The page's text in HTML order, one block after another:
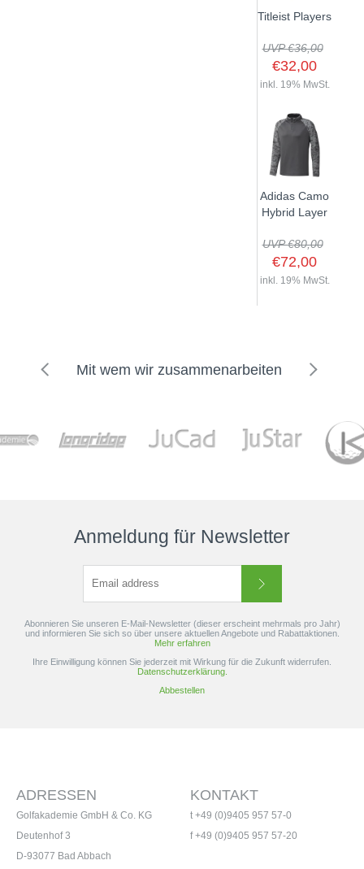
Titleist Players
UVP €36,00
€32,00
inkl. 19% MwSt.
Adidas Camo
Hybrid Layer
UVP €80,00
€72,00
inkl. 19% MwSt.
Mit wem wir zusammenarbeiten
Anmeldung für Newsletter
Abonnieren Sie unseren E-Mail-Newsletter (dieser erscheint mehrmals pro Jahr)
und informieren Sie sich so über unsere aktuellen Angebote und Rabattaktionen.
Mehr erfahren
Ihre Einwilligung können Sie jederzeit mit Wirkung für die Zukunft widerrufen.
Datenschutzerklärung.
Abbestellen
KONTAKT
t +49 (0)9405 957 57-0
f +49 (0)9405 957 57-20
ADRESSEN
Golfakademie GmbH & Co. KG
Deutenhof 3
D-93077 Bad Abbach